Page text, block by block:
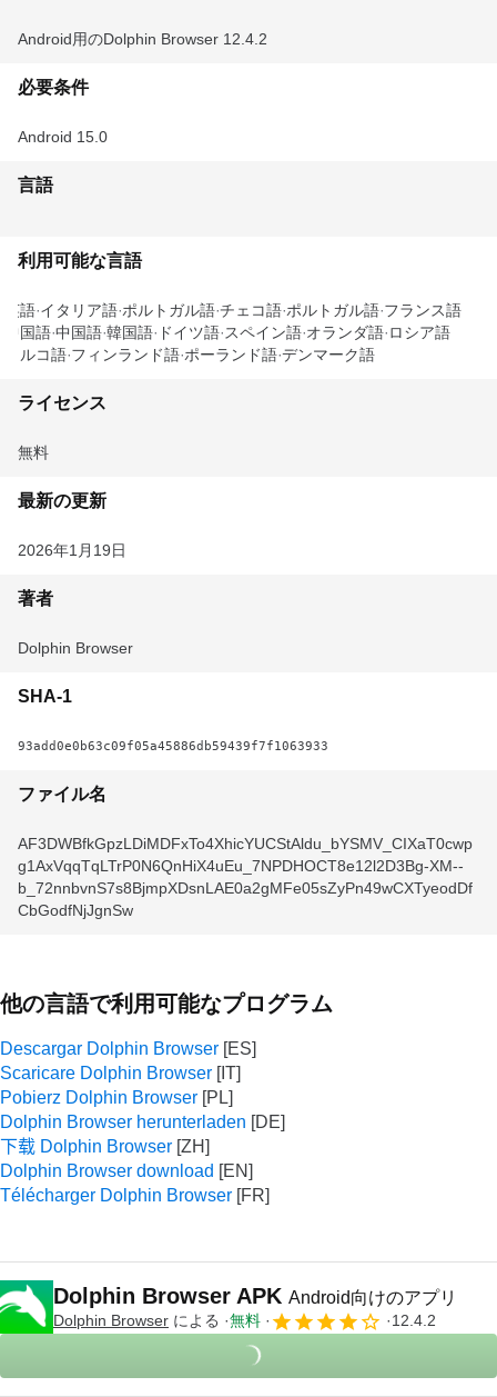
Android用のDolphin Browser 12.4.2
必要条件
Android 15.0
言語
利用可能な言語
英語 イタリア語 ポルトガル語 チェコ語 ポルトガル語 フランス語
中国語 中国語 韓国語 ドイツ語 スペイン語 オランダ語 ロシア語
トルコ語 フィンランド語 ポーランド語 デンマーク語
ライセンス
無料
最新の更新
2026年1月19日
著者
Dolphin Browser
SHA-1
93add0e0b63c09f05a45886db59439f7f1063933
ファイル名
AF3DWBfkGpzLDiMDFxTo4XhicYUCStAldu_bYSMV_CIXaT0cwp
g1AxVqqTqLTrP0N6QnHiX4uEu_7NPDHOCT8e12l2D3Bg-XM--
b_72nnbvnS7s8BjmpXDsnLAE0a2gMFe05sZyPn49wCXTyeodDf
CbGodfNjJgnSw
他の言語で利用可能なプログラム
Descargar Dolphin Browser
Scaricare Dolphin Browser
Pobierz Dolphin Browser
Dolphin Browser herunterladen
下载 Dolphin Browser
Dolphin Browser download
Télécharger Dolphin Browser
Dolphin Browser APK Android向けのアプリ
Dolphin Browser による 無料 12.4.2